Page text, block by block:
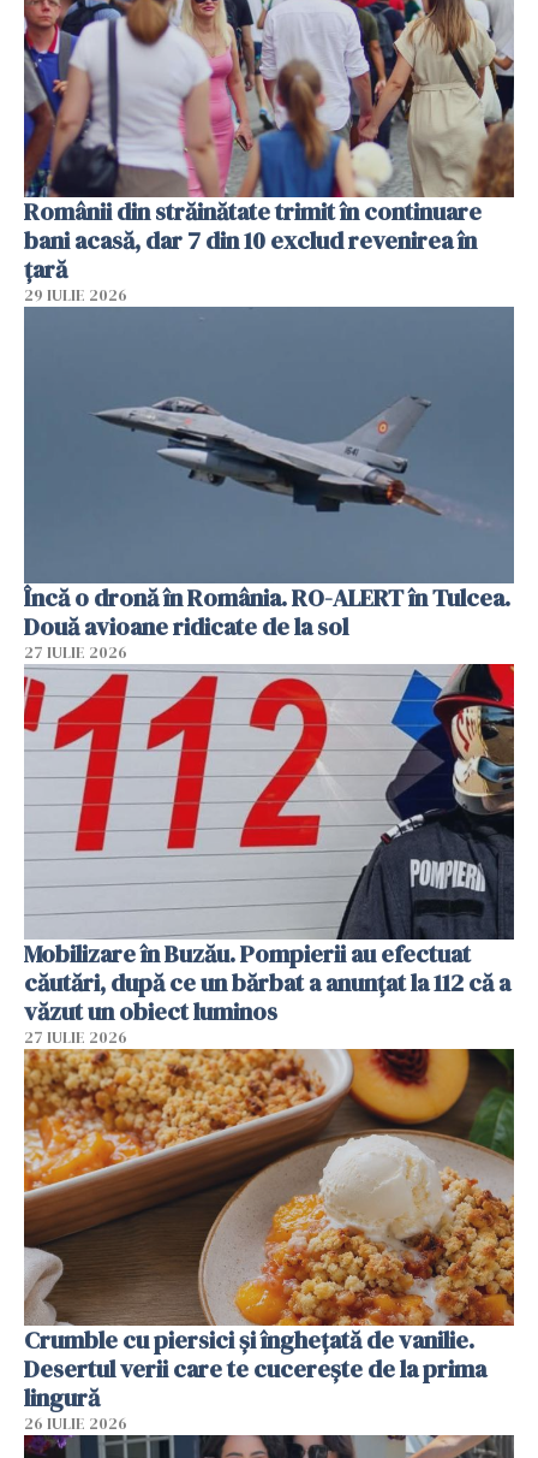
Românii din străinătate trimit în continuare
bani acasă, dar 7 din 10 exclud revenirea în
țară
29 IULIE 2026
Încă o dronă în România. RO-ALERT în Tulcea.
Două avioane ridicate de la sol
27 IULIE 2026
Mobilizare în Buzău. Pompierii au efectuat
căutări, după ce un bărbat a anunțat la 112 că a
văzut un obiect luminos
27 IULIE 2026
Crumble cu piersici și înghețată de vanilie.
Desertul verii care te cucerește de la prima
lingură
26 IULIE 2026